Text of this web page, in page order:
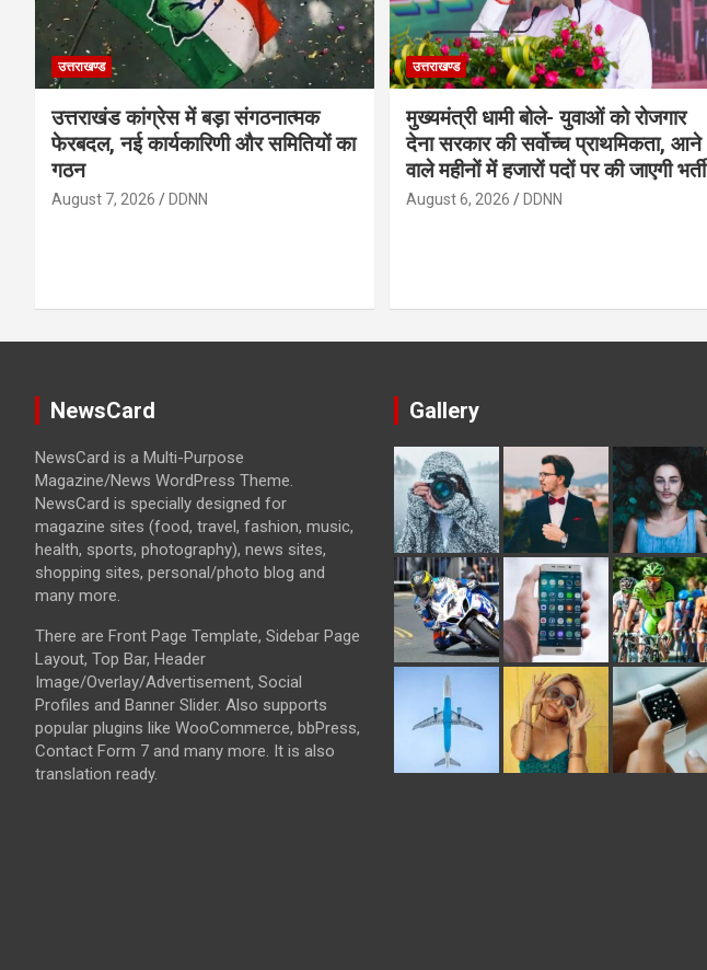
उत्तराखण्ड
उत्तराखंड कांग्रेस में बड़ा संगठनात्मक
फेरबदल, नई कार्यकारिणी और समितियों का
गठन
August 7, 2026 DDNN
उत्तराखण्ड
मुख्यमंत्री धामी बोले- युवाओं को रोजगार
देना सरकार की सर्वोच्च प्राथमिकता, आने
वाले महीनों में हजारों पदों पर की जाएगी भर्ती
August 6, 2026 DDNN
NewsCard
NewsCard is a Multi-Purpose
Magazine/News WordPress Theme.
NewsCard is specially designed for
magazine sites (food, travel, fashion, music,
health, sports, photography), news sites,
shopping sites, personal/photo blog and
many more.
There are Front Page Template, Sidebar Page
Layout, Top Bar, Header
Image/Overlay/Advertisement, Social
Profiles and Banner Slider. Also supports
popular plugins like WooCommerce, bbPress,
Contact Form 7 and many more. It is also
translation ready.
Gallery